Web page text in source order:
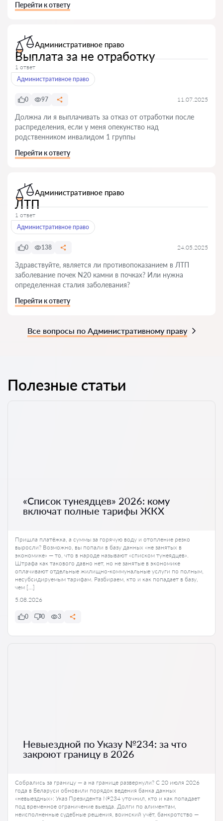
Перейти к ответу
Административное право
Выплата за не отработку
1 ответ
Административное право
0 97 11.07.2025
Должна ли я выплачивать за отказ от отработки после
распределения, если у меня опекунство над
родственником инвалидом 1 группы
Перейти к ответу
Административное право
ЛТП
1 ответ
Административное право
0 138 24.05.2025
Здравствуйте, является ли противопоказанием в ЛТП
заболевание почек N20 камни в почках? Или нужна
определенная сталия заболевания?
Перейти к ответу
Все вопросы по Административному праву
Полезные статьи
«Список тунеядцев» 2026: кому
включат полные тарифы ЖКХ
Пришла платёжка, а суммы за горячую воду и отопление резко
выросли? Возможно, вы попали в базу данных «не занятых в
экономике» — то, что в народе называют «списком тунеядцев».
Штрафа как такового давно нет, но не занятые в экономике
оплачивают отдельные жилищно-коммунальные услуги по полным,
несубсидируемым тарифам. Разбираем, кто и как попадает в базу,
чем […]
5.08.2026
0 0 3
Невыездной по Указу №234: за что
закроют границу в 2026
Собрались за границу — а на границе развернули? С 20 июля 2026
года в Беларуси обновили порядок ведения банка данных
«невыездных»: Указ Президента №234 уточнил, кто и как попадает
под временное ограничение выезда. Долги по алиментам,
неисполненные судебные решения, воинский учёт, банкротство —